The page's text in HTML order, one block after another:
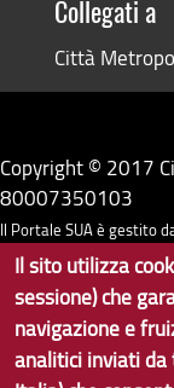
Collegati a
Città
Copyright © 2017
80007350103
Il Portale SUA è gestito
GenovaMetropoli
Il sito utilizza
sessione) che
navigazione e
analitici inviati da